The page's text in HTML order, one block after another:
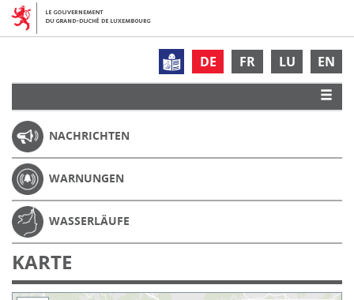
DE FR LU EN
NACHRICHTEN
WARNUNGEN
WASSERLÄUFE
KARTE